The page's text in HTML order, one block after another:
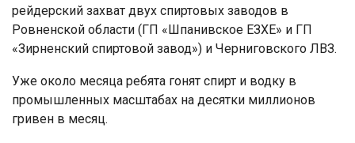
рейдерский захват двух спиртовых заводов в
Ровненской области (ГП «Шпанивское ЕЗХЕ» и ГП
«Зирненский спиртовой завод») и Черниговского ЛВЗ.
Уже около месяца ребята гонят спирт и водку в
промышленных масштабах на десятки миллионов
гривен в месяц.